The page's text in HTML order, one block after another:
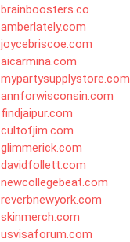
brainboosters.co
amberlately.com
joycebriscoe.com
aicarmina.com
mypartysupplystore.com
annforwisconsin.com
findjaipur.com
cultofjim.com
glimmerick.com
davidfollett.com
newcollegebeat.com
reverbnewyork.com
skinmerch.com
usvisaforum.com